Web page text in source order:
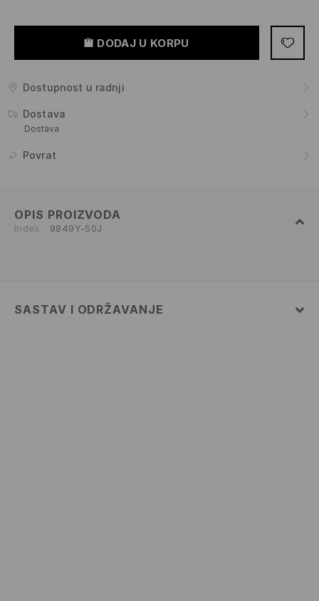
DODAJ U KORPU
Dostupnost u radnji
Dostava
Dostava
Povrat
OPIS PROIZVODA
Index 9849Y-50J
SASTAV I ODRŽAVANJE